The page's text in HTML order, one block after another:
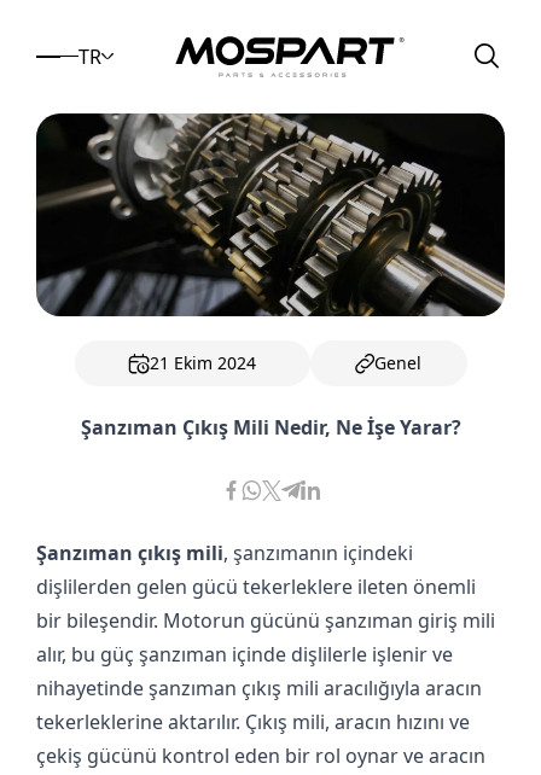
TR
21 Ekim 2024 Genel
Şanzıman Çıkış Mili Nedir, Ne İşe Yarar?
Şanzıman çıkış mili, şanzımanın içindeki
dişlilerden gelen gücü tekerleklere ileten önemli
bir bileşendir. Motorun gücünü şanzıman giriş mili
alır, bu güç şanzıman içinde dişlilerle işlenir ve
nihayetinde şanzıman çıkış mili aracılığıyla aracın
tekerleklerine aktarılır. Çıkış mili, aracın hızını ve
çekiş gücünü kontrol eden bir rol oynar ve aracın